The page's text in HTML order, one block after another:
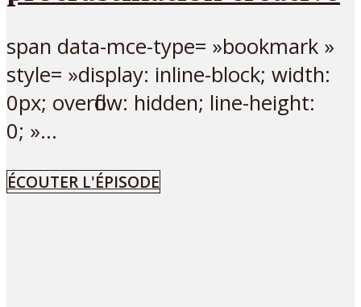
span data-mce-type= »bookmark »
style= »display: inline-block; width:
0px; overflow: hidden; line-height:
0; »...
ÉCOUTER L'ÉPISODE